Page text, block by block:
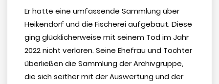
Er hatte eine umfassende Sammlung über
Heikendorf und die Fischerei aufgebaut. Diese
ging glücklicherweise mit seinem Tod im Jahr
2022 nicht verloren. Seine Ehefrau und Tochter
überließen die Sammlung der Archivgruppe,
die sich seither mit der Auswertung und der